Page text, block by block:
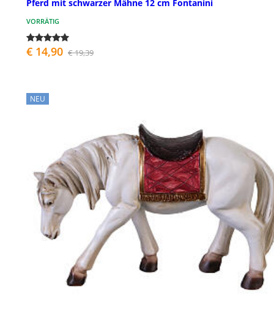
Pferd mit schwarzer Mähne 12 cm Fontanini
VORRÄTIG
€ 14,90 € 19,39
NEU